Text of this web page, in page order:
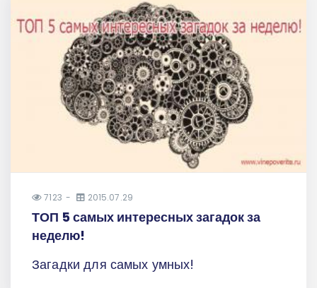
7123 2015.07.29
ТОП 5 самых интересных загадок за
неделю!
Загадки для самых умных!